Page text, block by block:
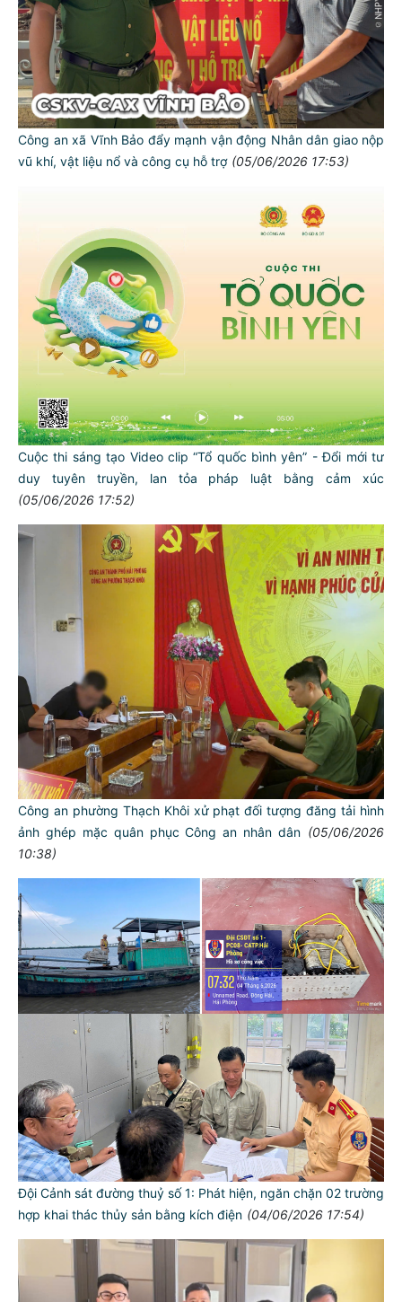
Công an xã Vĩnh Bảo đẩy mạnh vận động Nhân dân giao nộp
vũ khí, vật liệu nổ và công cụ hỗ trợ (05/06/2026 17:53)
Cuộc thi sáng tạo Video clip “Tổ quốc bình yên” - Đổi mới tư
duy tuyên truyền, lan tỏa pháp luật bằng cảm xúc
(05/06/2026 17:52)
Công an phường Thạch Khôi xử phạt đối tượng đăng tải hình
ảnh ghép mặc quân phục Công an nhân dân (05/06/2026
10:38)
Đội Cảnh sát đường thuỷ số 1: Phát hiện, ngăn chặn 02 trường
hợp khai thác thủy sản bằng kích điện (04/06/2026 17:54)